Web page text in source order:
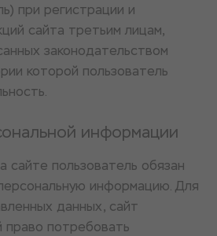
при регистрации и
сайта третьим лицам,
законодательством
которой пользователь
информации
сайте пользователь обязан
информацию. Для
данных, сайт
право потребовать